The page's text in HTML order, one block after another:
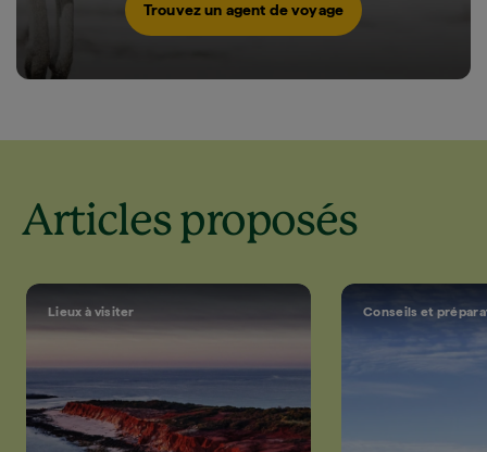
Trouvez un agent de voyage
Articles proposés
Lieux à visiter Conseils et